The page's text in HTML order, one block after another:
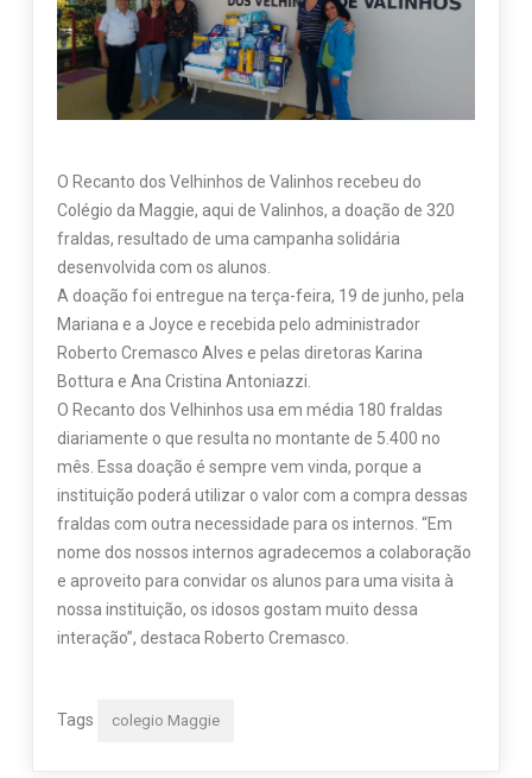
O Recanto dos Velhinhos de Valinhos recebeu do
Colégio da Maggie, aqui de Valinhos, a doação de 320
fraldas, resultado de uma campanha solidária
desenvolvida com os alunos.
A doação foi entregue na terça-feira, 19 de junho, pela
Mariana e a Joyce e recebida pelo administrador
Roberto Cremasco Alves e pelas diretoras Karina
Bottura e Ana Cristina Antoniazzi.
O Recanto dos Velhinhos usa em média 180 fraldas
diariamente o que resulta no montante de 5.400 no
mês. Essa doação é sempre vem vinda, porque a
instituição poderá utilizar o valor com a compra dessas
fraldas com outra necessidade para os internos. “Em
nome dos nossos internos agradecemos a colaboração
e aproveito para convidar os alunos para uma visita à
nossa instituição, os idosos gostam muito dessa
interação”, destaca Roberto Cremasco.
Tags colegio Maggie